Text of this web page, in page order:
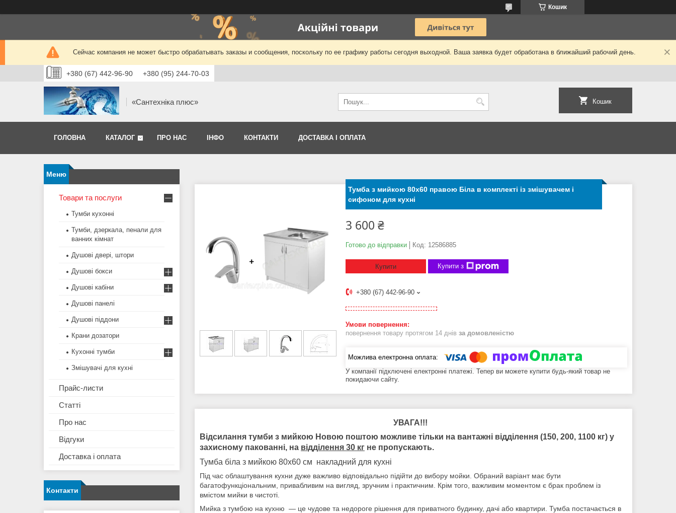
Кошик
Сейчас компания не может быстро обрабатывать заказы и сообщения, поскольку по ее графику работы сегодня выходной. Ваша заявка будет обработана в ближайший рабочий день.
+380 (67) 442-96-90 +380 (95) 244-70-03
«Сантехніка плюс» Кошик
ГОЛОВНА КАТАЛОГ ПРО НАС ІНФО КОНТАКТИ ДОСТАВКА І ОПЛАТА
Тумба з мийкою 80х60 правою Біла в комплекті із змішувачем і
сифоном для кухні
3 600 ₴
Готово до відправки Код: 12586885
Купити Купити з
+380 (67) 442-96-90
повернення товару протягом 14 днів за домовленістю
У компанії підключені електронні платежі. Тепер ви можете купити будь-який товар не
покидаючи сайту.
УВАГА!!!
Відсилання тумби з мийкою Новою поштою можливе тільки на вантажні відділення (150, 200, 1100 кг) у
захисному пакованні, на відділення 30 кг не пропускають.
Тумба біла з мийкою 80х60 см накладний для кухні
Під час облаштування кухни дуже важливо відповідально підійти до вибору мойки. Обраний варіант має бути
багатофункціональним, привабливим на вигляд, зручним і практичним. Крім того, важливим моментом є брак проблем із
вмістом мийки в чистоті.
Мийка з тумбою на кухню — це чудове та недороге рішення для приватного будинку, дачі або квартири. Тумба постачається в
Товари та послуги
Тумби кухонні
Тумби, дзеркала, пенали для
ванних кімнат
Душові двері, штори
Душові бокси
Душові кабіни
Душові панелі
Душові піддони
Крани дозатори
Кухонні тумби
Змішувачі для кухні
Прайс-листи
Статті
Про нас
Відгуки
Доставка і оплата
Контакти